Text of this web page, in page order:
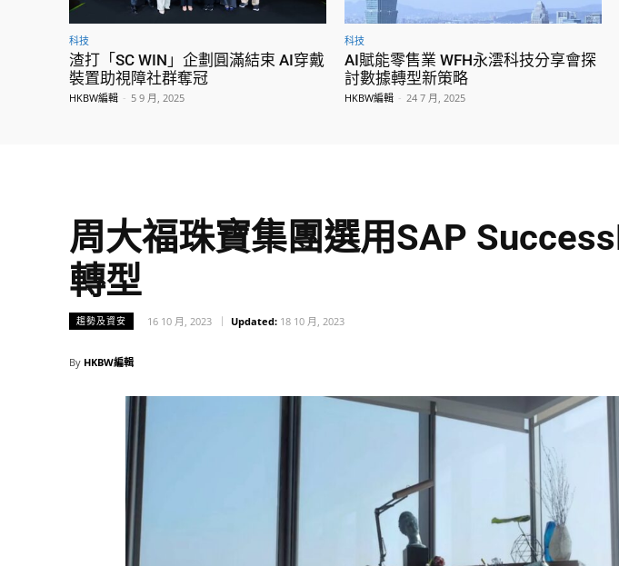
科技
渣打「SC WIN」企劃圓滿結束 AI穿戴
裝置助視障社群奪冠
HKBW編輯 - 5 9 月, 2025
科技
AI賦能零售業 WFH永澐科技分享會探
討數據轉型新策略
HKBW編輯 - 24 7 月, 2025